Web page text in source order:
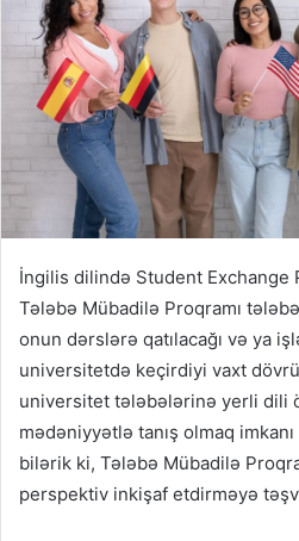
İngilis dilində Student Exchange
Tələbə Mübadilə Proqramı
onun dərslərə qatılacağı və ya
universitetdə keçirdiyi vaxt
universitet tələbələrinə yerli dili
mədəniyyətlə tanış olmaq
bilərik ki, Tələbə Mübadilə
perspektiv inkişaf etdirməyə